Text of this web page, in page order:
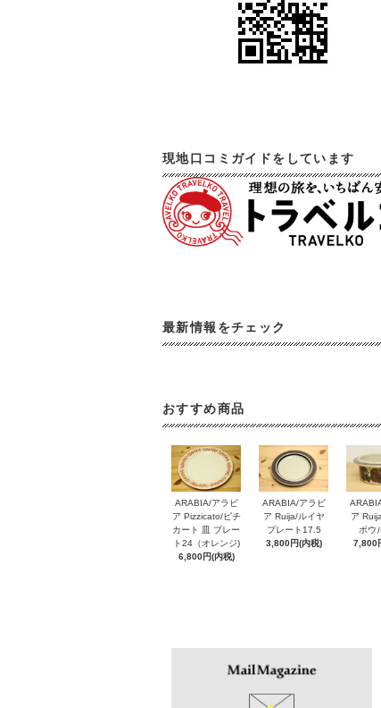
現地口コミガイドをしています
最新情報をチェック
おすすめ商品
ARABIA/アラビ
ア Pizzicato/ピチ
カート 皿 プレー
ト24（オレンジ)
6,800円(内税)
ARABIA/アラビ
ア Ruija/ルイヤ
プレート17.5
3,800円(内税)
ア
ボウ
7,800